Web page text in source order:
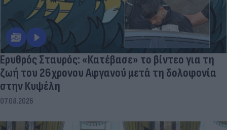
Ερυθρός Σταυρός: «Κατέβασε» το βίντεο για τη
ζωή του 26χρονου Αφγανού μετά τη δολοφονία
στην Κυψέλη
07.08.2026